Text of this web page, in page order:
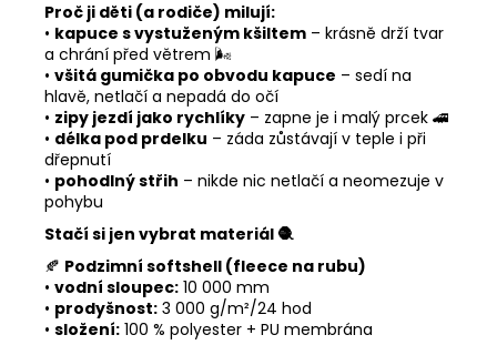
Proč ji děti (a rodiče) milují:
• kapuce s vystuženým kšiltem – krásně drží tvar
a chrání před větrem 🌬️
• všitá gumička po obvodu kapuce – sedí na
hlavě, netlačí a nepadá do očí
• zipy jezdí jako rychlíky – zapne je i malý prcek 🚄
• délka pod prdelku – záda zůstávají v teple i při
dřepnutí
• pohodlný střih – nikde nic netlačí a neomezuje v
pohybu
Stačí si jen vybrat materiál🧶
🍂 Podzimní softshell (fleece na rubu)
• vodní sloupec: 10 000 mm
• prodyšnost: 3 000 g/m²/24 hod
• složení: 100 % polyester + PU membrána